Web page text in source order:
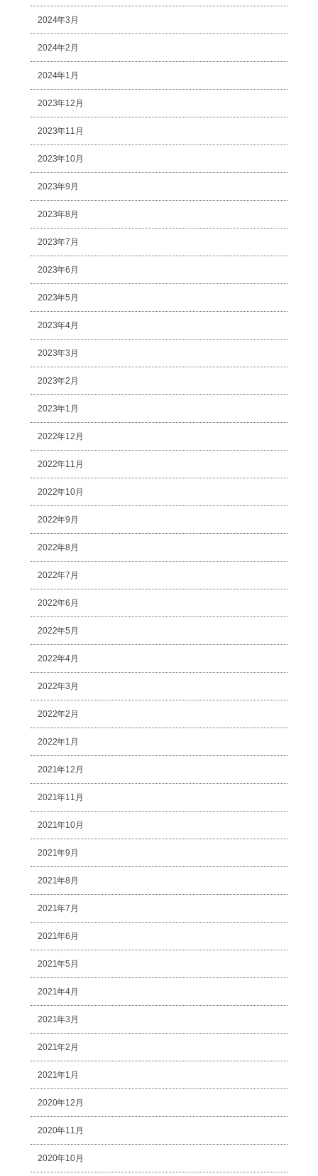
2024年3月
2024年2月
2024年1月
2023年12月
2023年11月
2023年10月
2023年9月
2023年8月
2023年7月
2023年6月
2023年5月
2023年4月
2023年3月
2023年2月
2023年1月
2022年12月
2022年11月
2022年10月
2022年9月
2022年8月
2022年7月
2022年6月
2022年5月
2022年4月
2022年3月
2022年2月
2022年1月
2021年12月
2021年11月
2021年10月
2021年9月
2021年8月
2021年7月
2021年6月
2021年5月
2021年4月
2021年3月
2021年2月
2021年1月
2020年12月
2020年11月
2020年10月